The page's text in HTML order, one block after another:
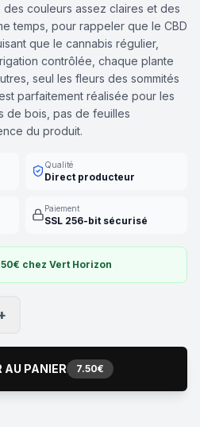
couleurs assez claires et des
temps, pour rappeler que le CBD
que le cannabis régulier,
contrôlée, chaque plante
seul les fleurs des sommités
parfaitement réalisée pour les
de bois, pas de feuilles
du produit.
Qualité
Direct producteur
Paiement
SSL 256-bit sécurisé
chez Vert Horizon
AU PANIER 7.50€